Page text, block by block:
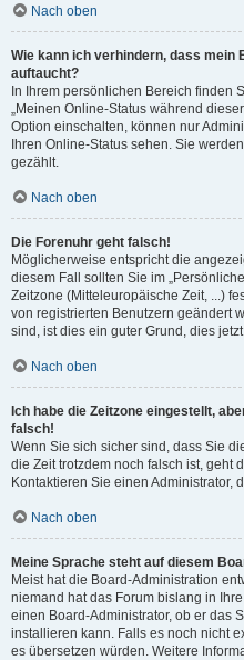
Nach oben
Wie kann ich verhindern, dass mein
auftaucht?
In Ihrem persönlichen Bereich finden
„Meinen Online-Status während
Option einschalten, können nur
Ihren Online-Status sehen. Sie
gezählt.
Nach oben
Die Forenuhr geht falsch!
Möglicherweise entspricht die
diesem Fall sollten Sie im
Zeitzone (Mitteleuropäische Zeit, ...)
von registrierten Benutzern geändert
sind, ist dies ein guter Grund, dies
Nach oben
Ich habe die Zeitzone eingestellt,
falsch!
Wenn Sie sich sicher sind, dass Sie
die Zeit trotzdem noch falsch ist, geht
Kontaktieren Sie einen Administrator,
Nach oben
Meine Sprache steht auf diesem
Meist hat die Board-Administration
niemand hat das Forum bislang in
einen Board-Administrator, ob er das
installieren kann. Falls es noch nicht
es übersetzen würden. Weitere